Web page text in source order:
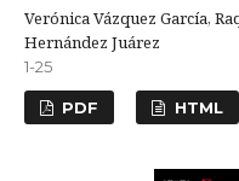
Verónica Vázquez García,
Hernández Juárez
1-25
PDF HTML